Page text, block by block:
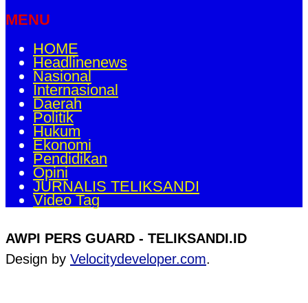
MENU
HOME
Headlinenews
Nasional
Internasional
Daerah
Politik
Hukum
Ekonomi
Pendidikan
Opini
JURNALIS TELIKSANDI
Video Tag
AWPI PERS GUARD - TELIKSANDI.ID
Design by Velocitydeveloper.com.